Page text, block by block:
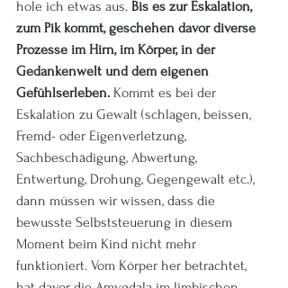
hole ich etwas aus. Bis es zur Eskalation,
zum Pik kommt, geschehen davor diverse
Prozesse im Hirn, im Körper, in der
Gedankenwelt und dem eigenen
Gefühlserleben. Kommt es bei der
Eskalation zu Gewalt (schlagen, beissen,
Fremd- oder Eigenverletzung,
Sachbeschädigung, Abwertung,
Entwertung, Drohung, Gegengewalt etc.),
dann müssen wir wissen, dass die
bewusste Selbststeuerung in diesem
Moment beim Kind nicht mehr
funktioniert. Vom Körper her betrachtet,